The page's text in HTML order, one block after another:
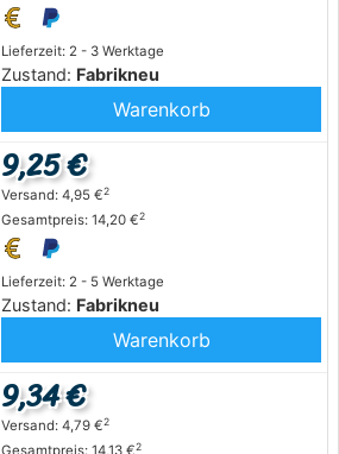
Lieferzeit: 2 - 3 Werktage
Zustand: Fabrikneu
Warenkorb
Lieferzeit: 2 - 5 Werktage
Zustand: Fabrikneu
9,25 €
Versand: 4,95 €2
Gesamtpreis: 14,20 €2
Warenkorb
9,34 €
Versand: 4,79 €2
2